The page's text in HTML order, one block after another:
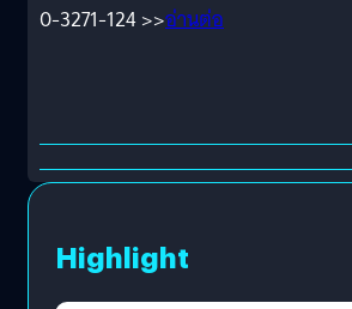
0-3271-124 >>อ่านต่อ
Highlight